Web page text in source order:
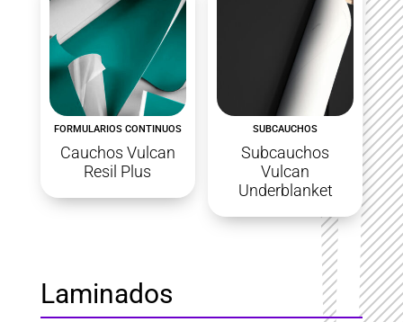
FORMULARIOS CONTINUOS
Cauchos Vulcan
Resil Plus
SUBCAUCHOS
Subcauchos
Vulcan
Underblanket
Laminados